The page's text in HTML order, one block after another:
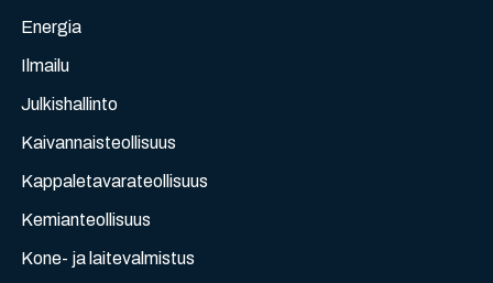
Energia
Ilmailu
Julkishallinto
Kaivannaisteollisuus
Kappaletavarateollisuus
Kemianteollisuus
Kone- ja laitevalmistus